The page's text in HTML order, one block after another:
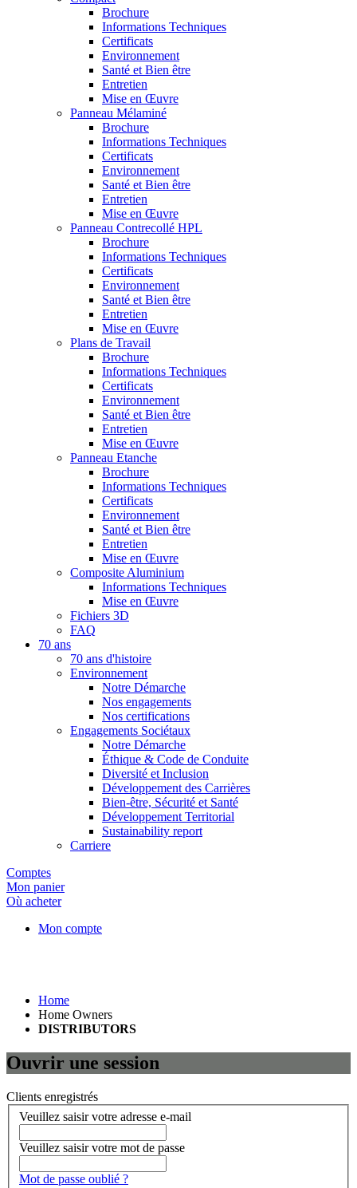
Brochure
Informations Techniques
Certificats
Environnement
Santé et Bien être
Entretien
Mise en Œuvre
Panneau Mélaminé
Brochure
Informations Techniques
Certificats
Environnement
Santé et Bien être
Entretien
Mise en Œuvre
Panneau Contrecollé HPL
Brochure
Informations Techniques
Certificats
Environnement
Santé et Bien être
Entretien
Mise en Œuvre
Plans de Travail
Brochure
Informations Techniques
Certificats
Environnement
Santé et Bien être
Entretien
Mise en Œuvre
Panneau Etanche
Brochure
Informations Techniques
Certificats
Environnement
Santé et Bien être
Entretien
Mise en Œuvre
Composite Aluminium
Informations Techniques
Mise en Œuvre
Fichiers 3D
FAQ
70 ans
70 ans d'histoire
Environnement
Notre Démarche
Nos engagements
Nos certifications
Engagements Sociétaux
Notre Démarche
Éthique & Code de Conduite
Diversité et Inclusion
Développement des Carrières
Bien-être, Sécurité et Santé
Développement Territorial
Sustainability report
Carriere
Comptes
Mon panier
Où acheter
Mon compte
Home
Home Owners
DISTRIBUTORS
Ouvrir une session
Clients enregistrés
Veuillez saisir votre adresse e-mail
Veuillez saisir votre mot de passe
Mot de passe oublié ?